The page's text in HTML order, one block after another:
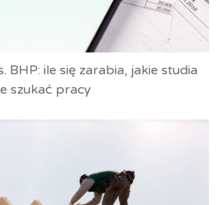
BHP: ile się zarabia, jakie studia
szukać pracy